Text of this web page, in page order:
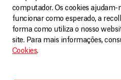
computador. Os cookies ajudam-
funcionar como esperado, a
forma como utiliza o nosso
site. Para mais informações,
Cookies.